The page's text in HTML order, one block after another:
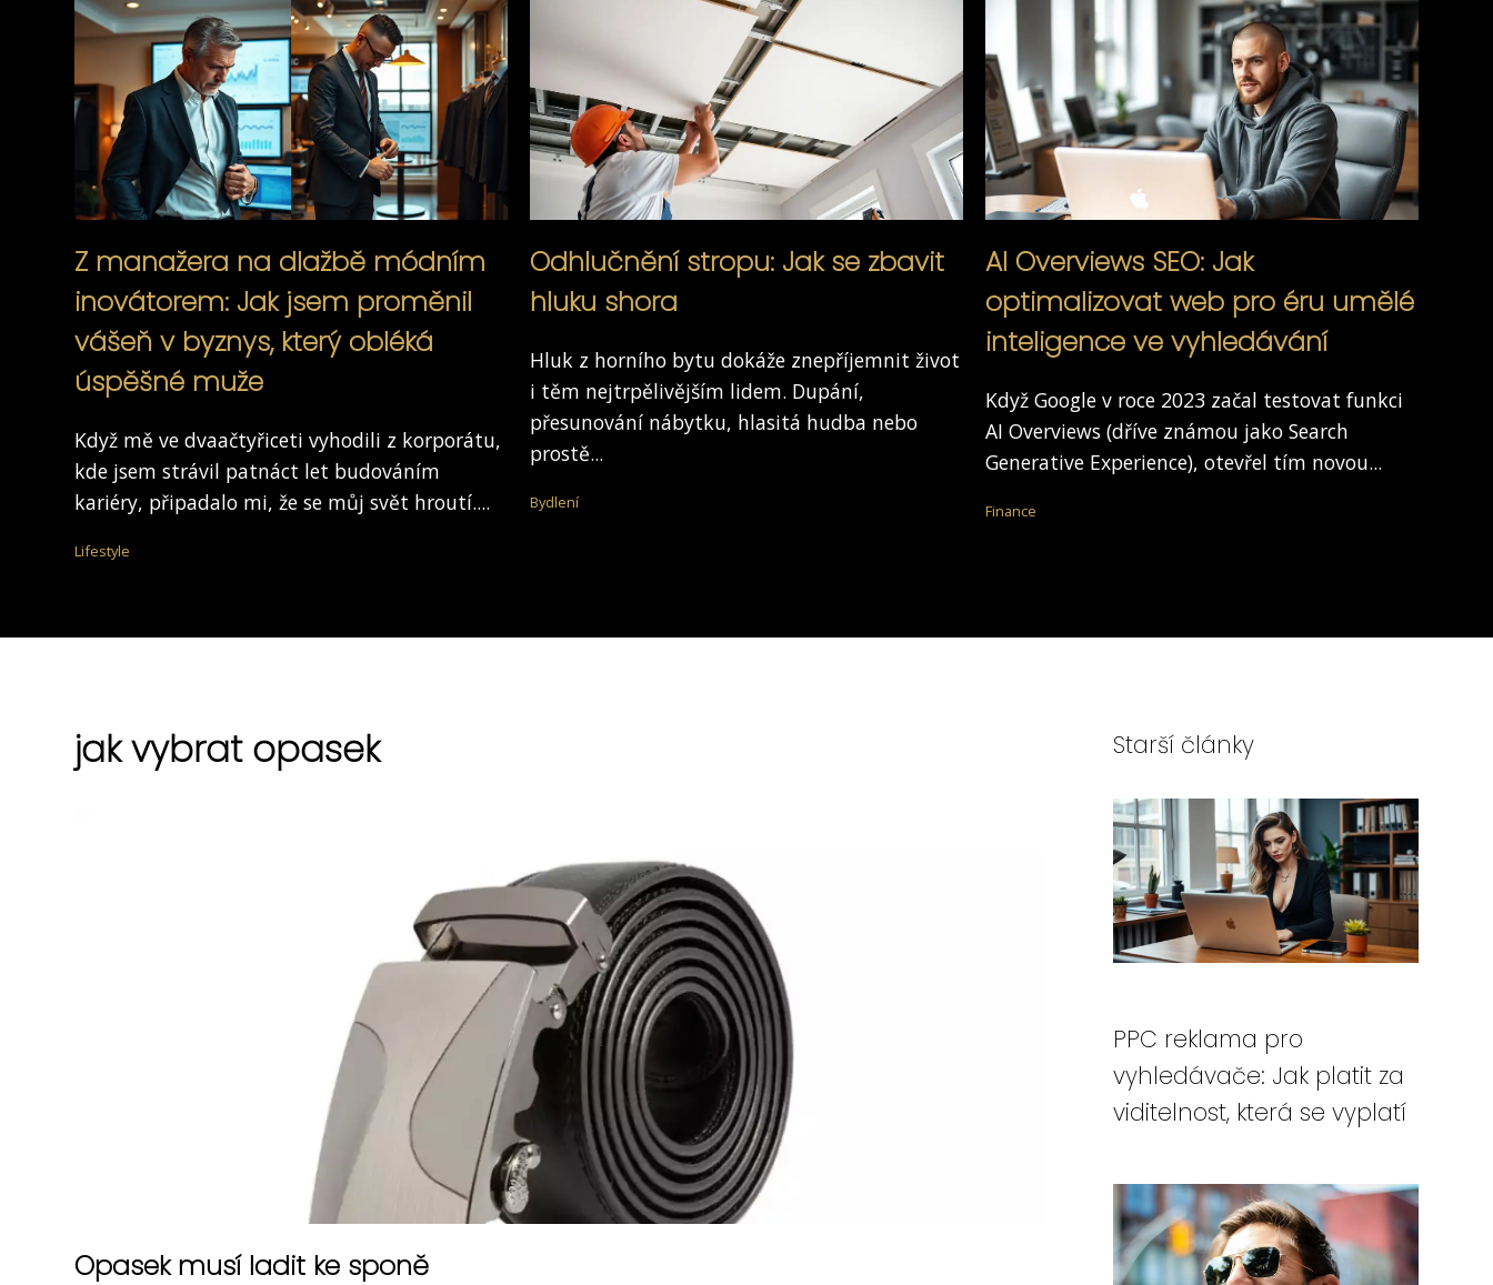
Z manažera na dlažbě módním
inovátorem: Jak jsem proměnil
vášeň v byznys, který obléká
úspěšné muže
Když mě ve dvaačtyřiceti vyhodili z korporátu,
kde jsem strávil patnáct let budováním
kariéry, připadalo mi, že se můj svět hroutí....
Lifestyle
Odhlučnění stropu: Jak se zbavit
hluku shora
Hluk z horního bytu dokáže znepříjemnit život
i těm nejtrpělivějším lidem. Dupání,
přesunování nábytku, hlasitá hudba nebo
prostě...
Bydlení
AI Overviews SEO: Jak
optimalizovat web pro éru umělé
inteligence ve vyhledávání
Když Google v roce 2023 začal testovat funkci
AI Overviews (dříve známou jako Search
Generative Experience), otevřel tím novou...
Finance
jak vybrat opasek
Opasek musí ladit ke sponě
Starší články
PPC reklama pro
vyhledávače: Jak platit za
viditelnost, která se vyplatí